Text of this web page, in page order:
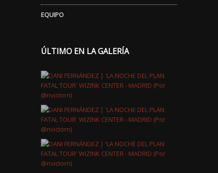
EQUIPO
ÚLTIMO EN LA GALERÍA